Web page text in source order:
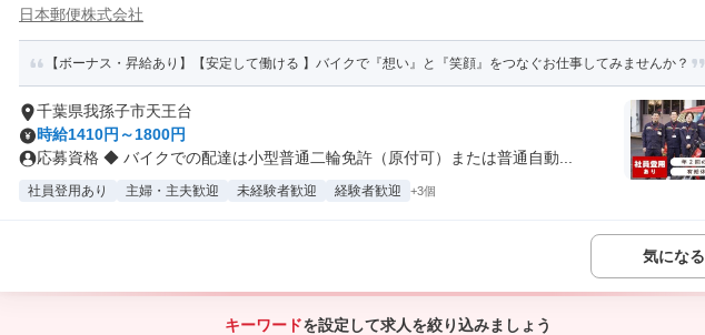
日本郵便株式会社
【ボーナス・昇給あり】【安定して働ける 】バイクで『想い』と『笑顔』をつなぐお仕事してみませんか？
千葉県我孫子市天王台
時給1410円～1800円
応募資格 ◆ バイクでの配達は小型普通二輪免許（原付可）または普通自動...
社員登用あり 主婦・主夫歓迎 未経験者歓迎 経験者歓迎 +3個
気になる
キーワードを設定して求人を絞り込みましょう